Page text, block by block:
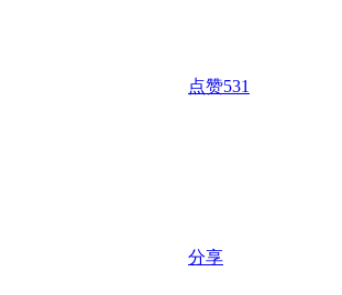
点赞531
分享